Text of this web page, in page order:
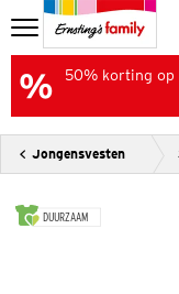
50% korting op
Jongensvesten
DUURZAAM